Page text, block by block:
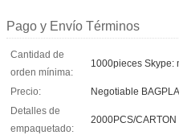
Pago y Envío Términos
Cantidad de
orden mínima:
1000pieces Skype:
Precio:
Negotiable
Detalles de
empaquetado:
2000PCS/CARTON